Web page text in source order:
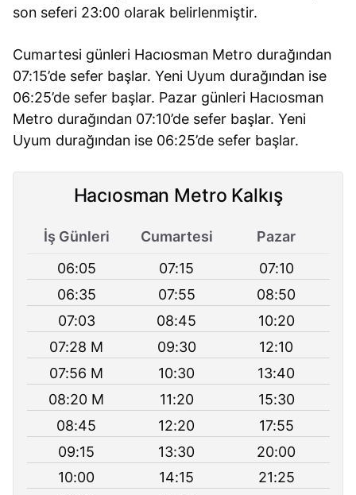
son seferi 23:00 olarak belirlenmiştir.
Cumartesi günleri Hacıosman Metro durağından
07:15’de sefer başlar. Yeni Uyum durağından ise
06:25’de sefer başlar. Pazar günleri Hacıosman
Metro durağından 07:10’de sefer başlar. Yeni
Uyum durağından ise 06:25’de sefer başlar.
Hacıosman Metro Kalkış
İş Günleri Cumartesi
Pazar
06:05
07:15
07:10
06:35
07:55
08:50
07:03
08:45
10:20
07:28 M
09:30
12:10
07:56 M
10:30
13:40
08:20 M
11:20
15:30
08:45
12:20
17:55
09:15
13:30
20:00
10:00
14:15
21:25